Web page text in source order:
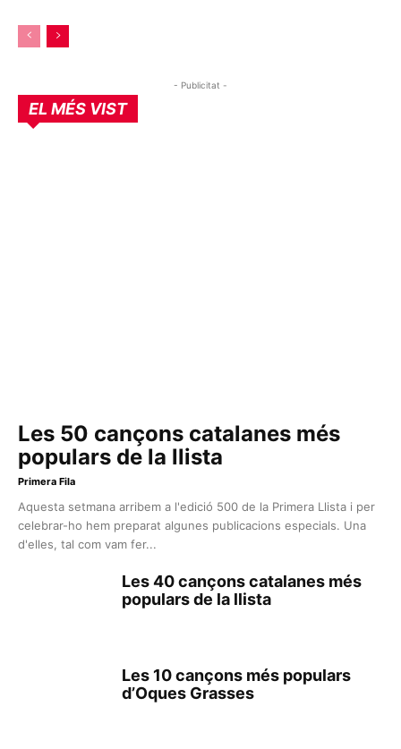
- Publicitat -
EL MÉS VIST
Les 50 cançons catalanes més
populars de la llista
Primera Fila
Aquesta setmana arribem a l'edició 500 de la Primera Llista i per
celebrar-ho hem preparat algunes publicacions especials. Una
d'elles, tal com vam fer...
Les 40 cançons catalanes més
populars de la llista
Les 10 cançons més populars
d’Oques Grasses